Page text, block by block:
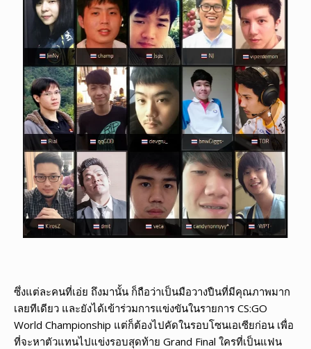
ซึ่งแต่ละคนที่เอ่ย ถึงมานั้น ก็ถือว่าเป็นมือวางปืนที่มีคุณภาพมาก
เลยทีเดียว และยังได้เข้าร่วมการแข่งขันในรายการ CS:GO
World Championship แต่ก็ต้องไปคัดในรอบโซนเอเซียก่อน เพื่อ
ที่จะหาตัวแทนไปแข่งรอบสุดท้าย Grand Final ใครที่เป็นแฟน